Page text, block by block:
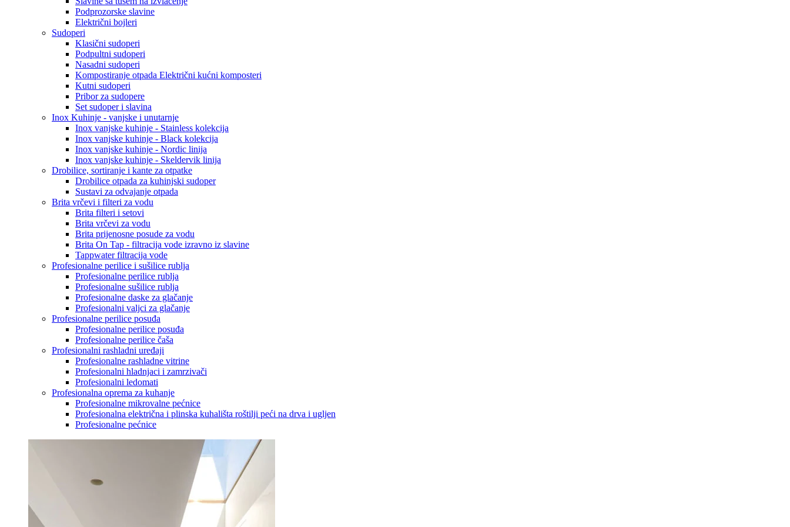
Podprozorske slavine
Električni bojleri
Sudoperi
Klasični sudoperi
Podpultni sudoperi
Nasadni sudoperi
Kompostiranje otpada Električni kućni komposteri
Kutni sudoperi
Pribor za sudopere
Set sudoper i slavina
Inox Kuhinje - vanjske i unutarnje
Inox vanjske kuhinje - Stainless kolekcija
Inox vanjske kuhinje - Black kolekcija
Inox vanjske kuhinje - Nordic linija
Inox vanjske kuhinje - Skeldervik linija
Drobilice, sortiranje i kante za otpatke
Drobilice otpada za kuhinjski sudoper
Sustavi za odvajanje otpada
Brita vrčevi i filteri za vodu
Brita filteri i setovi
Brita vrčevi za vodu
Brita prijenosne posude za vodu
Brita On Tap - filtracija vode izravno iz slavine
Tappwater filtracija vode
Profesionalne perilice i sušilice rublja
Profesionalne perilice rublja
Profesionalne sušilice rublja
Profesionalne daske za glačanje
Profesionalni valjci za glačanje
Profesionalne perilice posuđa
Profesionalne perilice posuđa
Profesionalne perilice čaša
Profesionalni rashladni uređaji
Profesionalne rashladne vitrine
Profesionalni hladnjaci i zamrzivači
Profesionalni ledomati
Profesionalna oprema za kuhanje
Profesionalne mikrovalne pećnice
Profesionalna električna i plinska kuhališta roštilji peći na drva i ugljen
Profesionalne pećnice